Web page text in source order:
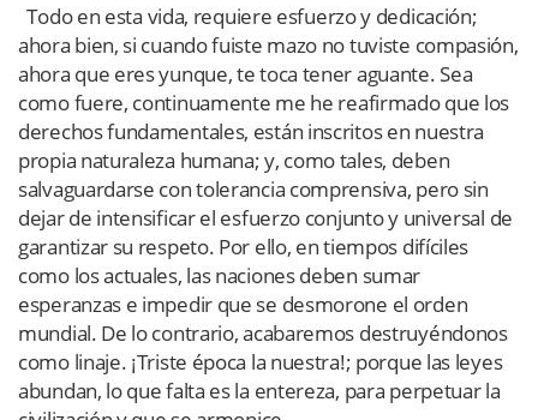
Todo en esta vida, requiere esfuerzo y dedicación;
ahora bien, si cuando fuiste mazo no tuviste compasión,
ahora que eres yunque, te toca tener aguante. Sea
como fuere, continuamente me he reafirmado que los
derechos fundamentales, están inscritos en nuestra
propia naturaleza humana; y, como tales, deben
salvaguardarse con tolerancia comprensiva, pero sin
dejar de intensificar el esfuerzo conjunto y universal de
garantizar su respeto. Por ello, en tiempos difíciles
como los actuales, las naciones deben sumar
esperanzas e impedir que se desmorone el orden
mundial. De lo contrario, acabaremos destruyéndonos
como linaje. ¡Triste época la nuestra!; porque las leyes
abundan, lo que falta es la entereza, para perpetuar la